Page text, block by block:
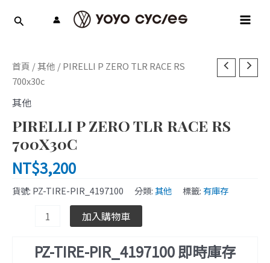
首頁 /其他 / PIRELLI P ZERO TLR RACE RS
700x30c
其他
PIRELLI P ZERO TLR RACE RS
700X30C
NT$3,200
貨號: PZ-TIRE-PIR_4197100 分類:其他 標籤: 有庫存
PIRELLI
P
ZERO
TLR
RACE
RS
700x30c
數
量
加入購物車
PZ-TIRE-PIR_4197100 即時庫存